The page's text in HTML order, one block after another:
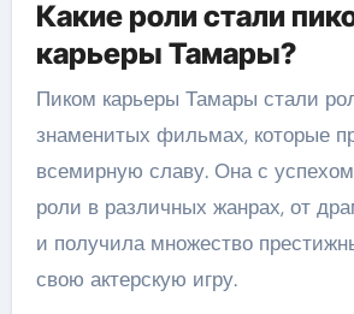
Какие роли стали
карьеры Тамары?
Пиком карьеры Тамары стали
знаменитых фильмах, которые
всемирную славу. Она с
роли в различных жанрах, от
и получила множество
свою актерскую игру.